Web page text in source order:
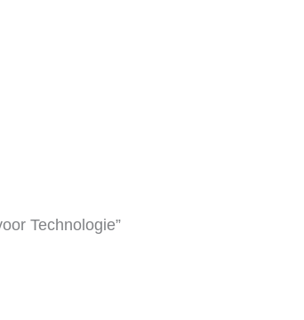
Technologie”